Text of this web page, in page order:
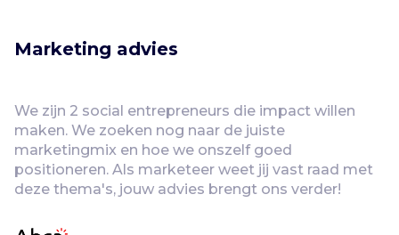
Marketing advies
We zijn 2 social entrepreneurs die impact willen
maken. We zoeken nog naar de juiste
marketingmix en hoe we onszelf goed
positioneren. Als marketeer weet jij vast raad met
deze thema's, jouw advies brengt ons verder!